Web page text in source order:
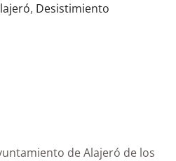
, Desistimiento
de Alajeró de los